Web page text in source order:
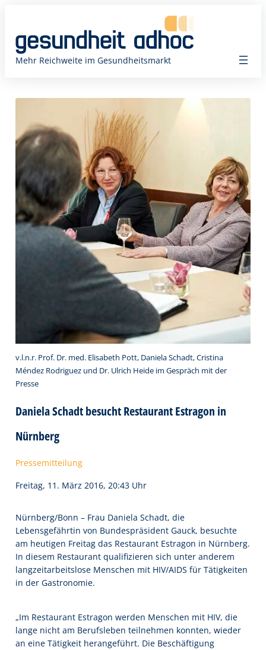
springen
Mehr Reichweite im Gesundheitsmarkt
v.l.n.r. Prof. Dr. med. Elisabeth Pott, Daniela Schadt, Cristina
Méndez Rodriguez und Dr. Ulrich Heide im Gespräch mit der
Presse
Daniela Schadt besucht Restaurant Estragon in
Nürnberg
Pressemitteilung
Freitag, 11. März 2016, 20:43 Uhr
Nürnberg/Bonn – Frau Daniela Schadt, die
Lebensgefährtin von Bundespräsident Gauck, besuchte
am heutigen Freitag das Restaurant Estragon in Nürnberg.
In diesem Restaurant qualifizieren sich unter anderem
langzeitarbeitslose Menschen mit HIV/AIDS für Tätigkeiten
in der Gastronomie.
„Im Restaurant Estragon werden Menschen mit HIV, die
lange nicht am Berufsleben teilnehmen konnten, wieder
an eine Tätigkeit herangeführt. Die Beschäftigung